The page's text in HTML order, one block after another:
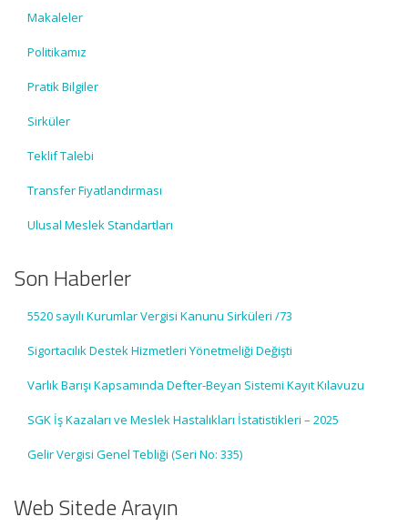
Makaleler
Politikamız
Pratik Bilgiler
Sirküler
Teklif Talebi
Transfer Fiyatlandırması
Ulusal Meslek Standartları
Son Haberler
5520 sayılı Kurumlar Vergisi Kanunu Sirküleri /73
Sigortacılık Destek Hizmetleri Yönetmeliği Değişti
Varlık Barışı Kapsamında Defter-Beyan Sistemi Kayıt Kılavuzu
SGK İş Kazaları ve Meslek Hastalıkları İstatistikleri – 2025
Gelir Vergisi Genel Tebliği (Seri No: 335)
Web Sitede Arayın